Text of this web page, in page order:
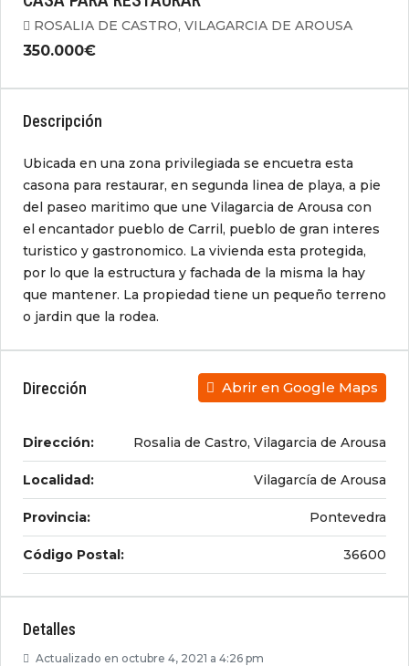
ROSALIA DE CASTRO, VILAGARCIA DE AROUSA
350.000€
Descripción
Ubicada en una zona privilegiada se encuetra esta
casona para restaurar, en segunda linea de playa, a pie
del paseo maritimo que une Vilagarcia de Arousa con
el encantador pueblo de Carril, pueblo de gran interes
turistico y gastronomico. La vivienda esta protegida,
por lo que la estructura y fachada de la misma la hay
que mantener. La propiedad tiene un pequeño terreno
o jardin que la rodea.
Dirección Abrir en Google Maps
Dirección: Rosalia de Castro, Vilagarcia de Arousa
Localidad: Vilagarcía de Arousa
Provincia: Pontevedra
Código Postal: 36600
Detalles
Actualizado en octubre 4, 2021 a 4:26 pm